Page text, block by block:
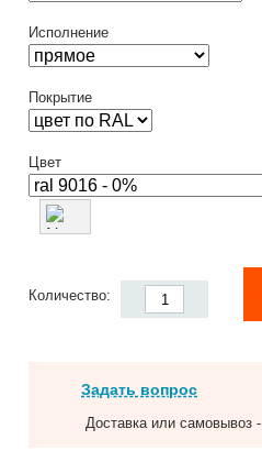
Исполнение
Покрытие
Цвет
Количество:
Задать вопрос
Доставка или самовывоз -